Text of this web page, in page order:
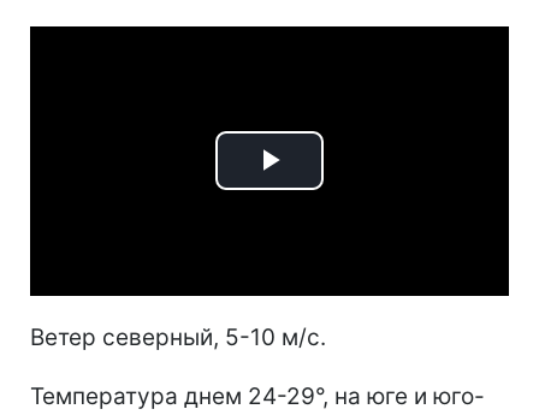
Play
Ветер северный, 5-10 м/с.
Температура днем 24-29°, на юге и юго-